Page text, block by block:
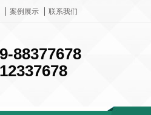
案例展示 联系我们
88377678